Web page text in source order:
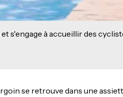
s'engage à accueillir des
se retrouve dans une